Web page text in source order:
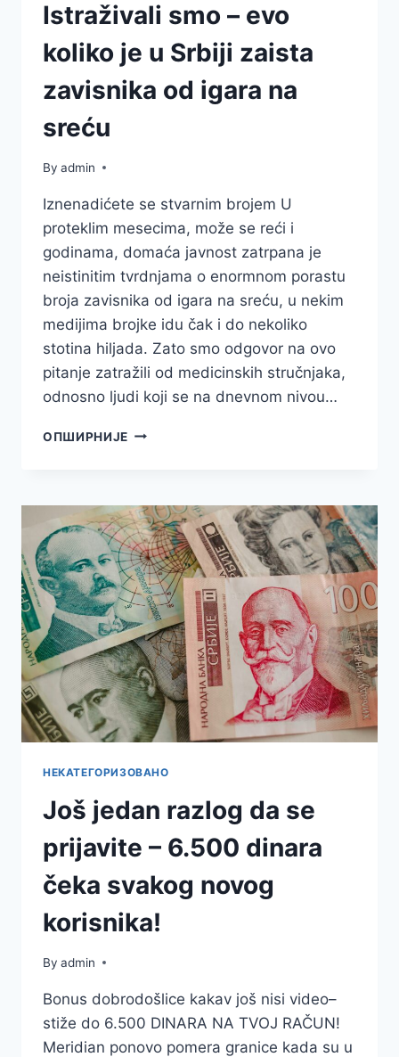
Istraživali smo – evo
koliko je u Srbiji zaista
zavisnika od igara na
sreću
By admin
Iznenadićete se stvarnim brojem U
proteklim mesecima, može se reći i
godinama, domaća javnost zatrpana je
neistinitim tvrdnjama o enormnom porastu
broja zavisnika od igara na sreću, u nekim
medijima brojke idu čak i do nekoliko
stotina hiljada. Zato smo odgovor na ovo
pitanje zatražili od medicinskih stručnjaka,
odnosno ljudi koji se na dnevnom nivou…
ОПШИРНИЈЕ ISTRAŽIVALI
KOLIKO
JE
U
SRBIJI
ZAISTA
ZAVISNIKA
OD
IGARA
NA
SREĆU
НЕКАТЕГОРИЗОВАНО
Još jedan razlog da se
prijavite – 6.500 dinara
čeka svakog novog
korisnika!
By admin
Bonus dobrodošlice kakav još nisi video–
stiže do 6.500 DINARA NA TVOJ RAČUN!
Meridian ponovo pomera granice kada su u